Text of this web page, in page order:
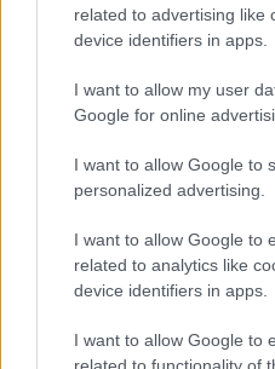
related to advertising like
device identifiers in apps.
I want to allow my user
Google for online
I want to allow Google to
personalized advertising.
I want to allow Google to
related to analytics like
device identifiers in apps.
I want to allow Google to